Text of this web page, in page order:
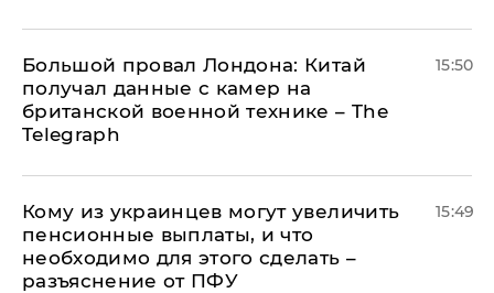
Большой провал Лондона: Китай
получал данные с камер на
британской военной технике – The
Telegraph
15:50
Кому из украинцев могут увеличить
пенсионные выплаты, и что
необходимо для этого сделать –
разъяснение от ПФУ
15:49